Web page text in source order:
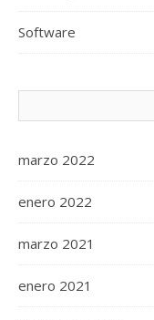
Software
marzo 2022
enero 2022
marzo 2021
enero 2021